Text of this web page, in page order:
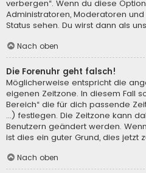
verbergen“. Wenn du diese
Administratoren, Moderatoren
Status sehen. Du wirst dann als
Nach oben
Die Forenuhr geht falsch!
Möglicherweise entspricht die
eigenen Zeitzone. In diesem Fall
Bereich“ die für dich passende
...) festlegen. Die Zeitzone kann
Benutzern geändert werden.
ist dies ein guter Grund, dies jetzt
Nach oben